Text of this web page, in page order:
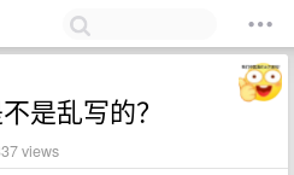
是乱写的？
views